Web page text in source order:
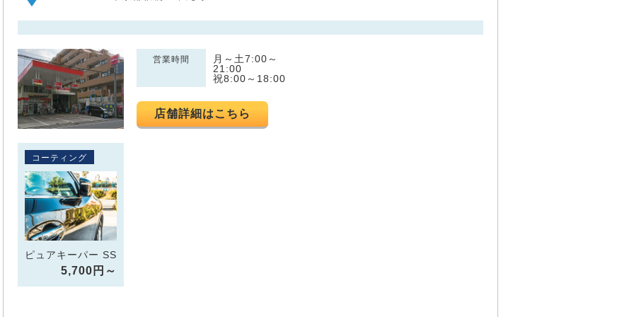
営業時間
月～土7:00～
21:00
祝8:00～18:00
店舗詳細はこちら
コーティング
ピュアキーパー SS
5,700円～